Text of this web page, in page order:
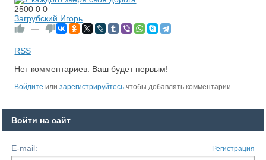
250000
Загрубский Игорь
—
RSS
Нет комментариев. Ваш будет первым!
Войдите илизарегистрируйтесь чтобы добавлять комментарии
Войти на сайт
E-mail: Регистрация